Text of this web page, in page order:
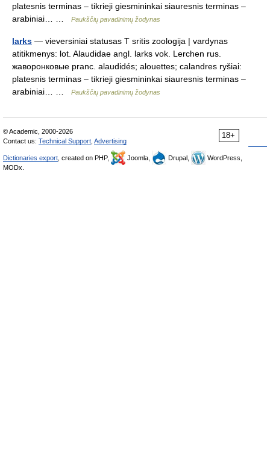
platesnis terminas – tikrieji giesmininkai siauresnis terminas –
arabiniai… …
Paukščių pavadinimų žodynas
larks — vieversiniai statusas T sritis zoologija | vardynas
atitikmenys: lot. Alaudidae angl. larks vok. Lerchen rus.
жаворонковые pranc. alaudidés; alouettes; calandres ryšiai:
platesnis terminas – tikrieji giesmininkai siauresnis terminas –
arabiniai… …
Paukščių pavadinimų žodynas
18+
© Academic, 2000-2026
Contact us: Technical Support Advertising
Dictionaries export , created on PHP, Joomla, Drupal,
WordPress,
MODx.